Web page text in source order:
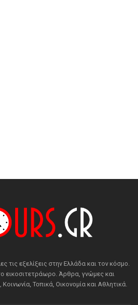
τις εξελίξεις στην Ελλάδα και τον κόσμο.
εικοσιτετράωρο. Άρθρα, γνώμες και
Τοπικά, Οικονομία και Αθλητικά.